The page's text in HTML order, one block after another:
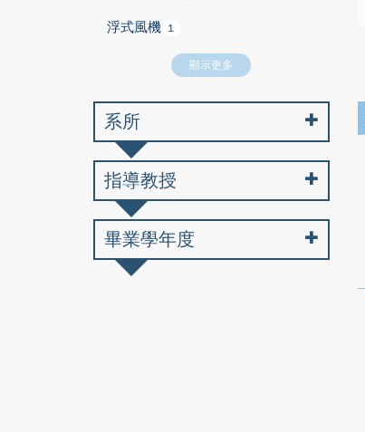
浮式風機 1
顯示更多
系所
指導教授
畢業學年度